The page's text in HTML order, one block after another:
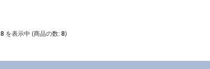
8 を表示中 (商品の数: 8)